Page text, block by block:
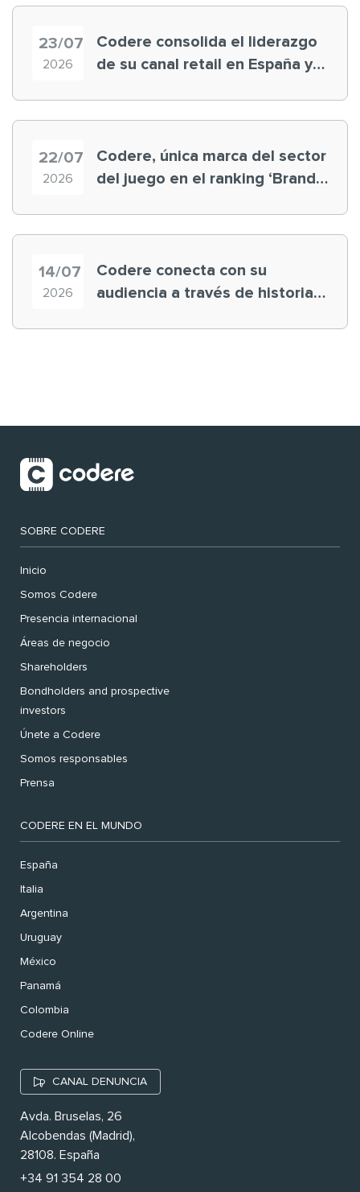
23/07
2026
Codere consolida el liderazgo
de su canal retail en España y
22/07
2026
Codere, única marca del sector
del juego en el ranking ‘Brand
14/07
2026
Codere conecta con su
audiencia a través de historias
SOBRE CODERE
Inicio
Somos Codere
Presencia internacional
Áreas de negocio
Shareholders
Bondholders and prospective
investors
Únete a Codere
Somos responsables
Prensa
CODERE EN EL MUNDO
España
Italia
Argentina
Uruguay
México
Panamá
Colombia
Codere Online
CANAL DENUNCIA
Avda. Bruselas, 26
Alcobendas (Madrid),
28108. España
+34 91 354 28 00